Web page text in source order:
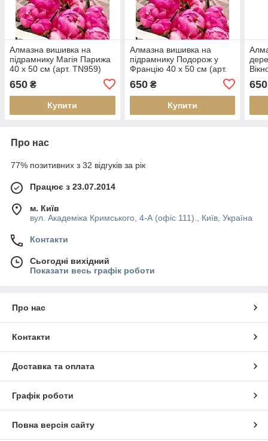
Алмазна вишивка на
підрамнику Магія Парижа
40 х 50 см (арт. TN959)
650 ₴
Купити
Алмазна вишивка на
підрамнику Подорож у
Францію 40 х 50 см (арт.
650₴
Купити
650
Про нас
77% позитивних з 32 відгуків за рік
Працює з 23.07.2014
м. Київ
вул. Академіка Кримського, 4-А (офіс 111)., Київ, Україна
Контакти
Сьогодні вихідний
Показати весь графік роботи
Про нас
Контакти
Доставка та оплата
Графік роботи
Повна версія сайту